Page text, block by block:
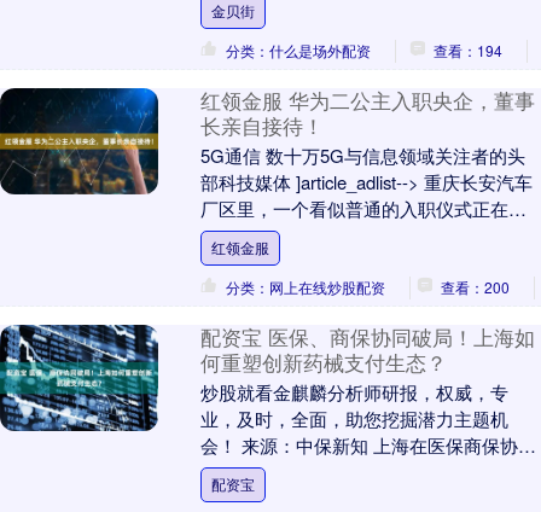
买....
金贝街
分类：什么是场外配资
查看：194
红领金服 华为二公主入职央企，董事
长亲自接待！
5G通信 数十万5G与信息领域关注者的头
部科技媒体 ]article_adlist--> 重庆长安汽车
厂区里，一个看似普通的入职仪式正在悄
然改写中国智能汽车行业....
红领金服
分类：网上在线炒股配资
查看：200
配资宝 医保、商保协同破局！上海如
何重塑创新药械支付生态？
炒股就看金麒麟分析师研报，权威，专
业，及时，全面，助您挖掘潜力主题机
会！ 来源：中保新知 上海在医保商保协同
发展领域再出重要举措，在探求破局方面
迈出一大步。 8....
配资宝